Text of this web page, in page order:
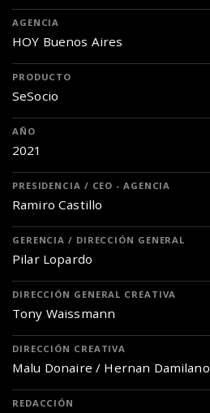
AGENCIA
HOY Buenos Aires
PRODUCTO
SeSocio
AÑO
2021
PRESIDENCIA / CEO - AGENCIA
Ramiro Castillo
GERENCIA / DIRECCIÓN GENERAL
Pilar Lopardo
DIRECCIÓN GENERAL CREATIVA
Tony Waissmann
DIRECCIÓN CREATIVA
Malu Donaire / Hernan Damilano
REDACCIÓN